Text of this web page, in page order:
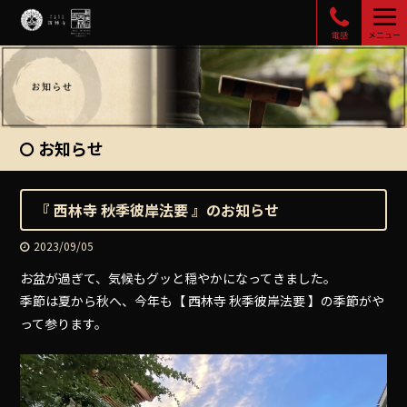
電話 メニュー
お知らせ
『 西林寺 秋季彼岸法要 』のお知らせ
2023/09/05
お盆が過ぎて、気候もグッと穏やかになってきました。
季節は夏から秋へ、今年も【 西林寺 秋季彼岸法要 】の季節がや
って参ります。